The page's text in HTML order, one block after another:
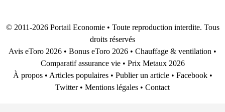
© 2011-2026 Portail Economie• Toute reproduction interdite. Tous
droits réservés
Avis eToro 2026 • Bonus eToro 2026 • Chauffage & ventilation •
Comparatif assurance vie• Prix Metaux 2026
À propos• Articles populaires• Publier un article• Facebook•
Twitter• Mentions légales • Contact